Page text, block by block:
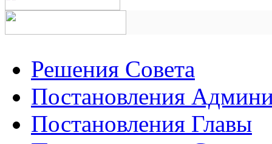
Решения Совета
Постановления
Постановления Главы